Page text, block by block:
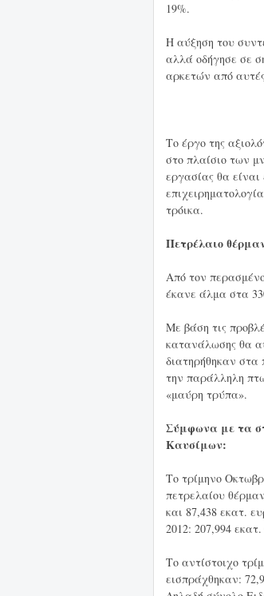
19%.
Η αύξηση του
αλλά οδήγησε σε
αρκετών από
Το έργο της
στο πλαίσιο των
εργασίας θα
τρόικα.
Πετρέλαιο
Από τον
έκανε άλμα στα
Με βάση τις
κατανάλωσης θα
διατηρήθηκαν
την παράλληλη
«μαύρη τρύπα».
Σύμφωνα με τα
Καυσίμων:
Το τρίμηνο
πετρελαίου
και 87,438 εκατ.
2012: 207,994
Το αντίστοιχο
εισπράχθηκαν: